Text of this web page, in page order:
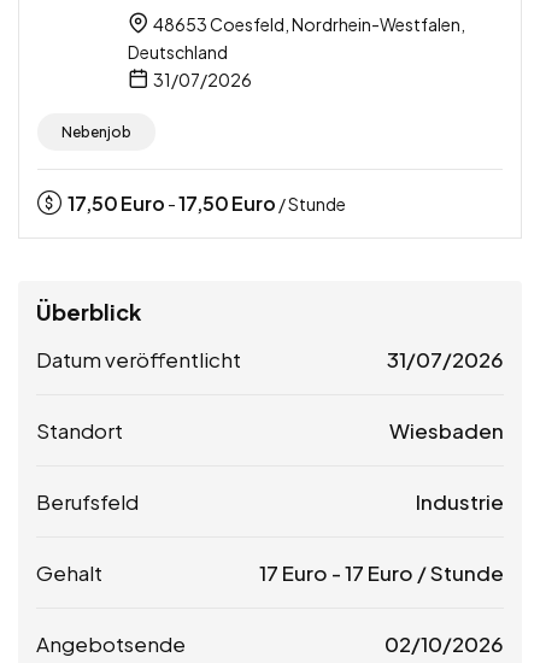
48653 Coesfeld, Nordrhein-Westfalen,
Deutschland
31/07/2026
Nebenjob
17,50Euro -17,50Euro / Stunde
Überblick
Datum veröffentlicht 31/07/2026
Standort Wiesbaden
Berufsfeld Industrie
Gehalt 17 Euro -17 Euro / Stunde
Angebotsende 02/10/2026